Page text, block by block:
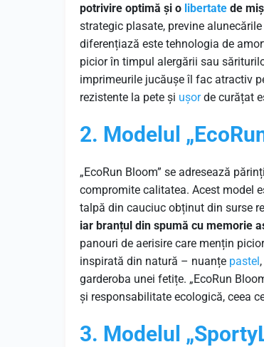
potrivire optimă și o libertate de
strategic plasate, previne
diferențiază este tehnologia de
picior în timpul alergării sau
imprimeurile jucăușe îl fac atractiv
rezistente la pete și ușorde curățat
2. Modelul
„EcoRun Bloom” se adresează
compromite calitatea. Acest model
talpă din cauciuc obținut din surse
iar branțul din spumă cu memorie
panouri de aerisire care mențin
inspirată din natură – nuanțe pastel
garderoba unei fetițe. „EcoRun
și responsabilitate ecologică, ceea
3. Modelul